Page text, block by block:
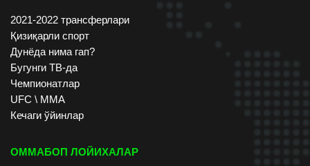
2021-2022 трансферлари
Қизиқарли спорт
Дунёда нима гап?
Бугунги ТВ-да
Чемпионатлар
UFC \ ММА
Кечаги ўйинлар
ОММАБОП ЛОЙИХАЛАР